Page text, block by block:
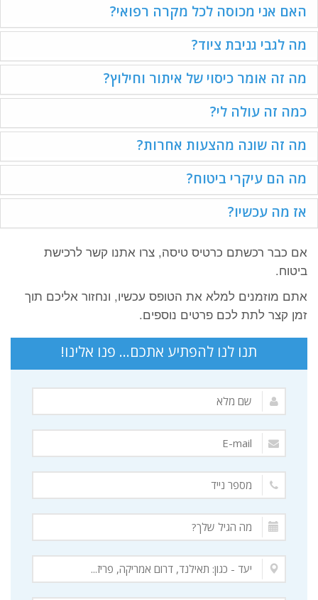
האם אני מכוסה לכל מקרה רפואי?
מה לגבי גניבת ציוד?
מה זה אומר כיסוי של איתור וחילוץ?
כמה זה עולה לי?
מה זה שונה מהצעות אחרות?
מה הם עיקרי ביטוח?
אז מה עכשיו?
אם כבר רכשתם כרטיס טיסה, צרו אתנו קשר לרכישת
ביטוח.
אתם מוזמנים למלא את הטופס עכשיו, ונחזור אליכם תוך
זמן קצר לתת לכם פרטים נוספים.
תנו לנו להפתיע אתכם... פנו אלינו!